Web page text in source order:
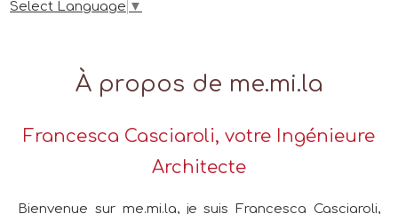
Select Language ▼
À propos de me.mi.la
Francesca Casciaroli, votre Ingénieure
Architecte
Bienvenue sur me.mi.la, je suis Francesca Casciaroli,